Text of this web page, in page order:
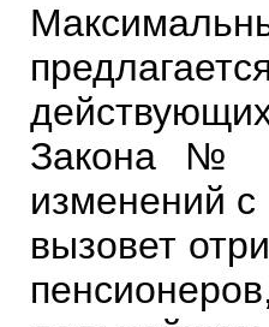
Закона №
изменений
вызовет